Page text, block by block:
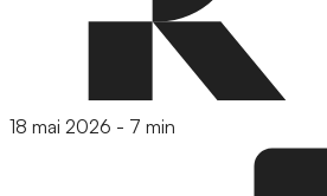
18 mai 2026 - 7 min